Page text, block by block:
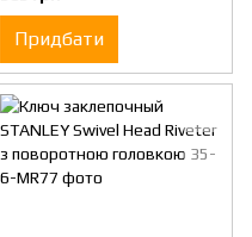
Придбати